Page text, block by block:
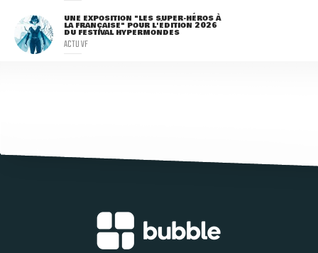
UNE EXPOSITION "LES SUPER-HÉROS À
LA FRANÇAISE" POUR L'ÉDITION 2026
DU FESTIVAL HYPERMONDES
ACTU VF